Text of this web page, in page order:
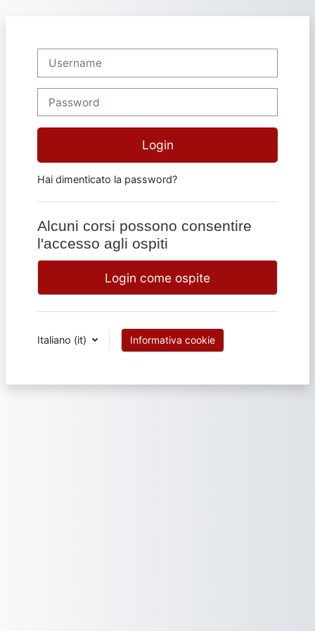
Login
Hai dimenticato la password?
Alcuni corsi possono consentire
l'accesso agli ospiti
Login come ospite
Italiano ‎(it)‎ Informativa cookie